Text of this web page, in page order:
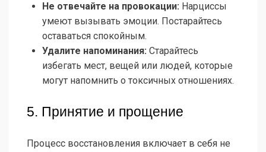
Не отвечайте на провокации: Нарциссы
умеют вызывать эмоции. Постарайтесь
оставаться спокойным.
Удалите напоминания: Старайтесь
избегать мест, вещей или людей, которые
могут напомнить о токсичных отношениях.
5. Принятие и прощение
Процесс восстановления включает в себя не